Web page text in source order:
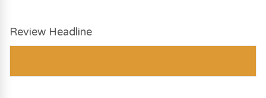
Review Headline